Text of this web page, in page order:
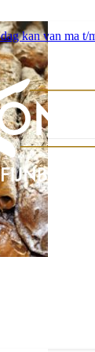
kan van ma